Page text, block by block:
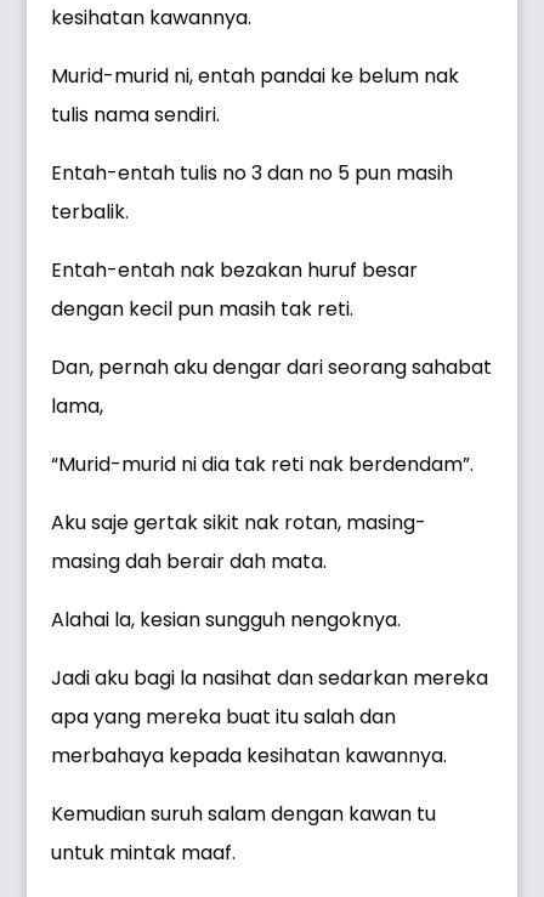
kesihatan kawannya.
Murid-murid ni, entah pandai ke belum nak
tulis nama sendiri.
Entah-entah tulis no 3 dan no 5 pun masih
terbalik.
Entah-entah nak bezakan huruf besar
dengan kecil pun masih tak reti.
Dan, pernah aku dengar dari seorang sahabat
lama,
“Murid-murid ni dia tak reti nak berdendam”.
Aku saje gertak sikit nak rotan, masing-
masing dah berair dah mata.
Alahai la, kesian sungguh nengoknya.
Jadi aku bagi la nasihat dan sedarkan mereka
apa yang mereka buat itu salah dan
merbahaya kepada kesihatan kawannya.
Kemudian suruh salam dengan kawan tu
untuk mintak maaf.